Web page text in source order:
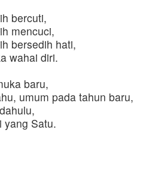
bercuti,
mencuci,
bersedih hati,
wahai diri.
baru,
umum pada tahun baru,
yang Satu.